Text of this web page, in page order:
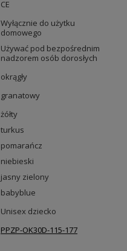
CE
Wyłącznie do użytku
domowego
Używać pod bezpośrednim
nadzorem osób dorosłych
okrągły
granatowy
żółty
turkus
pomarańcz
niebieski
jasny zielony
babyblue
Unisex dziecko
PPZP-OK30D-115-177